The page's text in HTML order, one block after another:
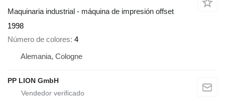
Maquinaria industrial - máquina de impresión offset
1998
Número de colores 4
Alemania, Cologne
PP LION GmbH